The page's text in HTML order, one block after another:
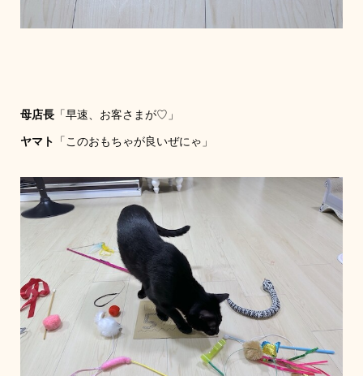
母店長「早速、お客さまが♡」
ヤマト 「このおもちゃが良いぜにゃ」